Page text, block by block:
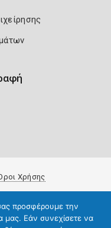
Χρήσης
προσφέρουμε την
μας. Εάν συνεχίσετε να